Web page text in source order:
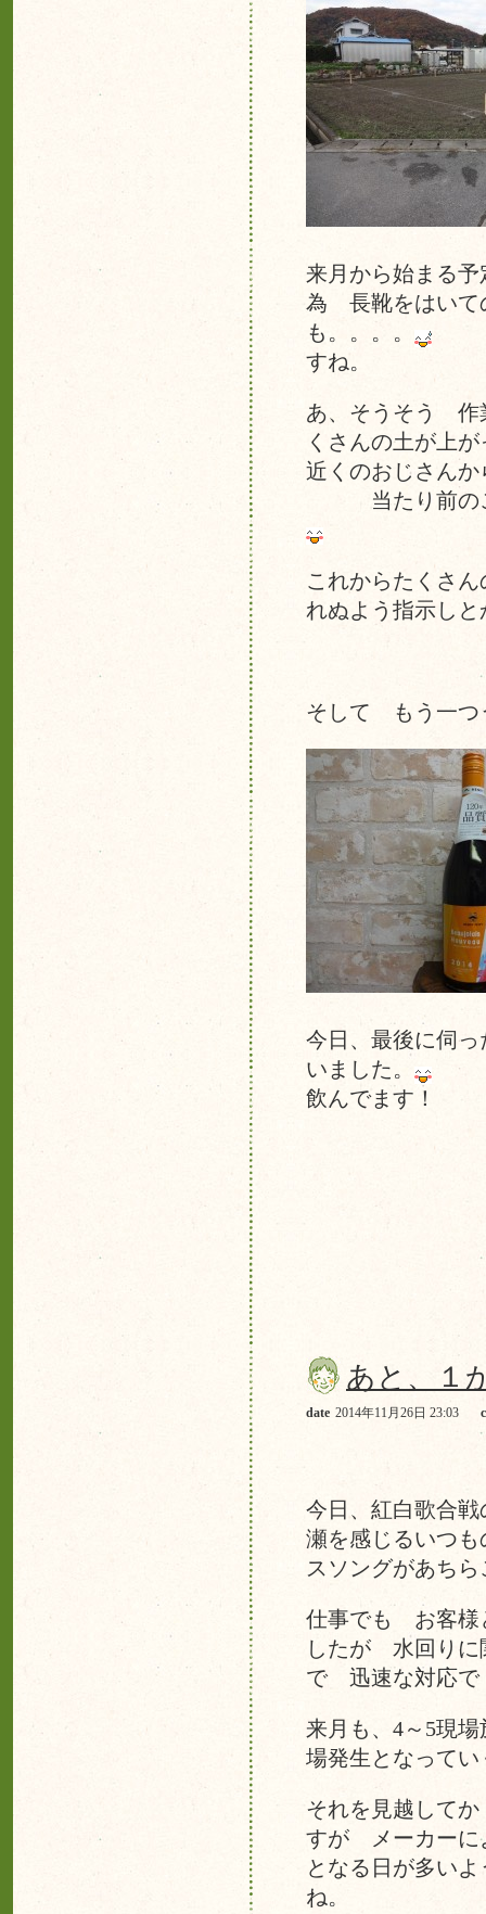
来月から始まる
為 長靴をはいて
も。。。。
すね。
あ、そうそう 作
くさんの土が上
近くのおじさん
当たり前のこ
これからたくさ
れぬよう指示し
そして もう一つ
今日、最後に伺
いました。
こ
飲んでます！
あと、１
date 2014年11月26日 23:03
今日、紅白歌合
瀬を感じるいつ
スソングがあち
仕事でも お客様
したが 水回りに
で 迅速な対応で
来月も、4～5現
場発生となって
それを見越して
すが メーカーに
となる日が多い
ね。